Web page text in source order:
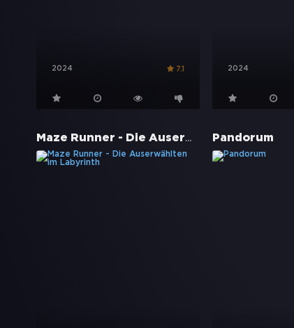
2024 7.1 2024
Maze Runner - Die Auserwählten im Labyrinth Pandorum